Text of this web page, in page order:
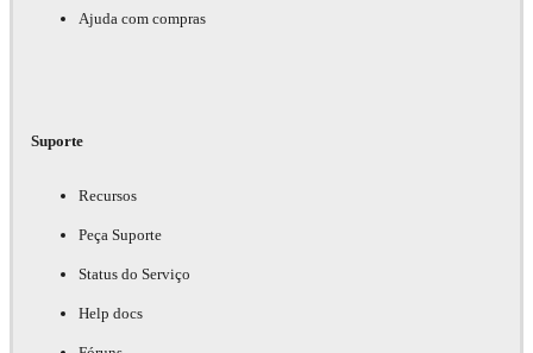
Ajuda com compras
Suporte
Recursos
Peça Suporte
Status do Serviço
Help docs